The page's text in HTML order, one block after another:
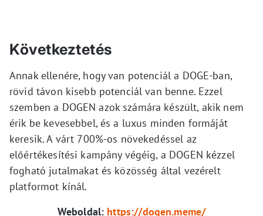
Következtetés
Annak ellenére, hogy van potenciál a DOGE-ban,
rövid távon kisebb potenciál van benne. Ezzel
szemben a DOGEN azok számára készült, akik nem
érik be kevesebbel, és a luxus minden formáját
keresik. A várt 700%-os növekedéssel az
előértékesítési kampány végéig, a DOGEN kézzel
fogható jutalmakat és közösség által vezérelt
platformot kínál.
Weboldal: https://dogen.meme/